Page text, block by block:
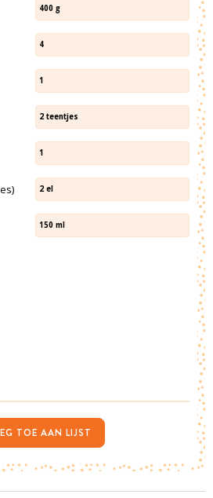
400 g
4
1
2 teentjes
1
2 el
150 ml
TOE AAN LIJST